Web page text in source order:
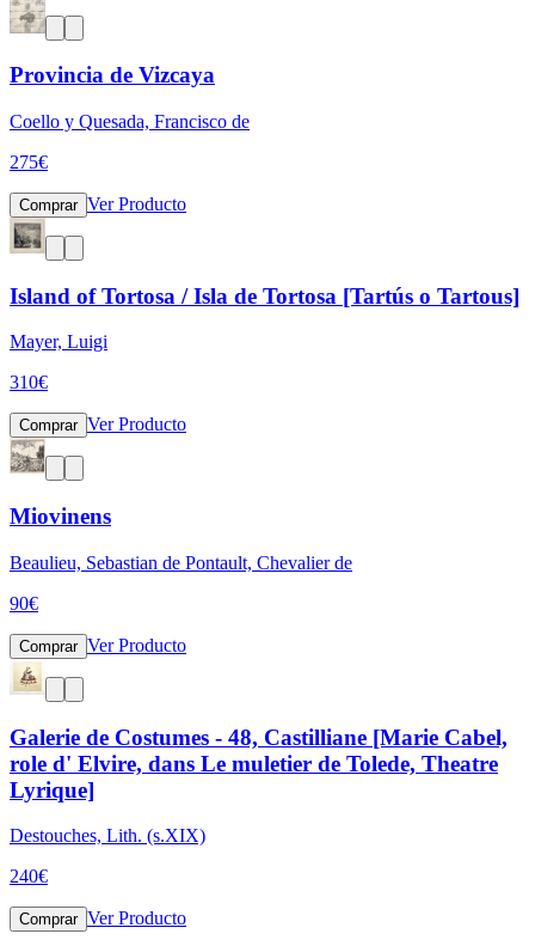
Provincia de Vizcaya
Coello y Quesada, Francisco de
275€
Comprar Ver Producto
Island of Tortosa / Isla de Tortosa [Tartús o Tartous]
Mayer, Luigi
310€
Comprar Ver Producto
Miovinens
Beaulieu, Sebastian de Pontault, Chevalier de
90€
Comprar Ver Producto
Galerie de Costumes - 48, Castilliane [Marie Cabel,
role d' Elvire, dans Le muletier de Tolede, Theatre
Lyrique]
Destouches, Lith. (s.XIX)
240€
Comprar Ver Producto